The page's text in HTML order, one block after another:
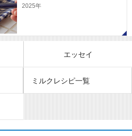
2025年
エッセイ
ミルクレシピ一覧